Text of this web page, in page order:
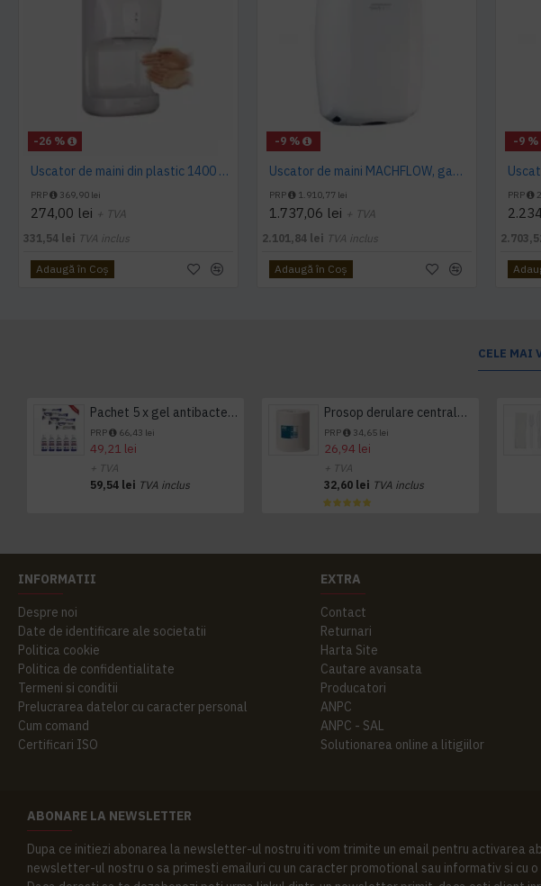
-26 %
Uscator de maini din plastic 1400 W AQAS
PRP 369,90 lei
274,00 lei + TVA
331,54 lei TVA inclus
Adaugă în Coş
-9 %
Uscator de maini MACHFLOW, gama Eco, actionare cu senzor, Mediclinics
PRP 1.910,77 lei
1.737,06 lei + TVA
2.101,84 lei TVA inclus
Adaugă în Coş
-9 %
PRP
CELE MAI
Pachet 5 x gel antibacterian 50ml si 3 x Servetele antibacteriene 48 buc Hygienium
PRP 66,43 lei
49,21 lei
+ TVA
59,54 lei TVA inclus
Prosop derulare centrala 1 pliu, 300 m Tork
PRP 34,65 lei
26,94 lei
+ TVA
32,60 lei TVA inclus
INFORMATII
Despre noi
Date de identificare ale societatii
Politica cookie
Politica de confidentialitate
Termeni si conditii
Prelucrarea datelor cu caracter personal
Cum comand
Certificari ISO
EXTRA
Contact
Returnari
Harta Site
Cautare avansata
Producatori
ANPC
ANPC - SAL
Solutionarea online a litigiilor
ABONARE LA NEWSLETTER
Dupa ce initiezi abonarea la newsletter-ul nostru iti vom trimite un email pentru activarea
newsletter-ul nostru o sa primesti emailuri cu un caracter promotional sau informativ si cu